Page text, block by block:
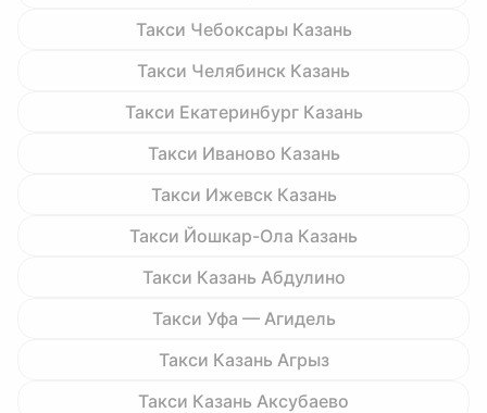
Такси Чебоксары Казань
Такси Челябинск Казань
Такси Екатеринбург Казань
Такси Иваново Казань
Такси Ижевск Казань
Такси Йошкар-Ола Казань
Такси Казань Абдулино
Такси Уфа — Агидель
Такси Казань Агрыз
Такси Казань Аксубаево